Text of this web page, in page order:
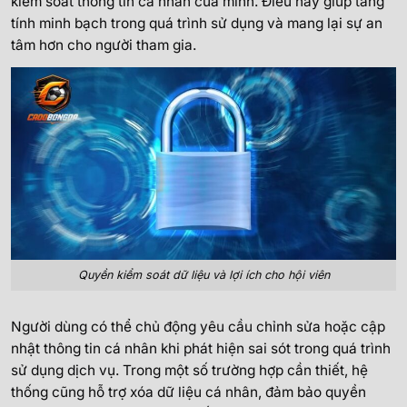
tính minh bạch trong quá trình sử dụng và mang lại sự an
tâm hơn cho người tham gia.
Quyền kiểm soát dữ liệu và lợi ích cho hội viên
Người dùng có thể chủ động yêu cầu chỉnh sửa hoặc cập
nhật thông tin cá nhân khi phát hiện sai sót trong quá trình
sử dụng dịch vụ. Trong một số trường hợp cần thiết, hệ
thống cũng hỗ trợ xóa dữ liệu cá nhân, đảm bảo quyền